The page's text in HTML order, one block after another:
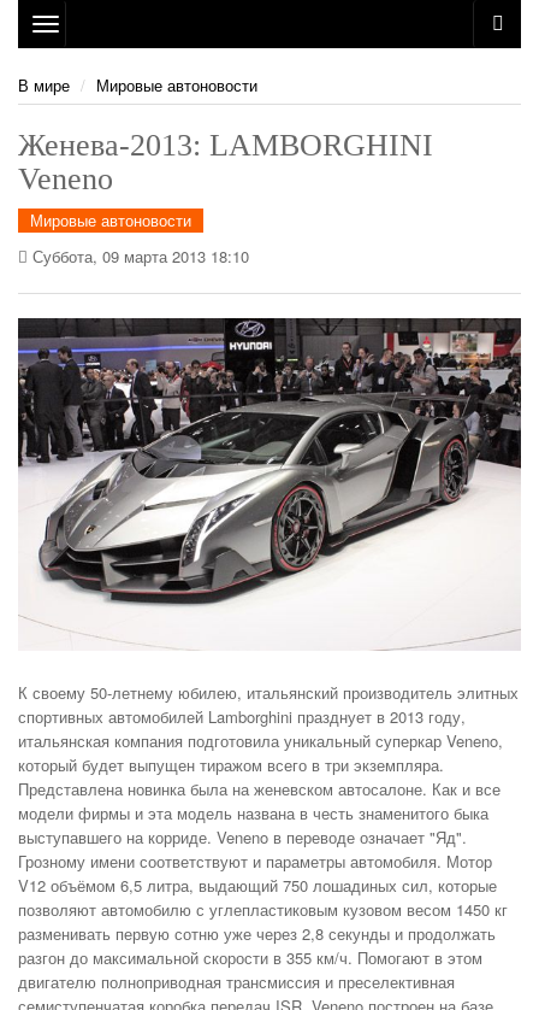
Toggle
navigation
В мире
Мировые автоновости
Женева-2013: LAMBORGHINI
Veneno
Мировые автоновости
Суббота, 09 марта 2013 18:10
К своему 50-летнему юбилею, итальянский производитель элитных
спортивных автомобилей Lamborghini празднует в 2013 году,
итальянская компания подготовила уникальный суперкар Veneno,
который будет выпущен тиражом всего в три экземпляра.
Представлена новинка была на женевском автосалоне. Как и все
модели фирмы и эта модель названа в честь знаменитого быка
выступавшего на корриде. Veneno в переводе означает "Яд".
Грозному имени соответствуют и параметры автомобиля. Мотор
V12 объёмом 6,5 литра, выдающий 750 лошадиных сил, которые
позволяют автомобилю с углепластиковым кузовом весом 1450 кг
разменивать первую сотню уже через 2,8 секунды и продолжать
разгон до максимальной скорости в 355 км/ч. Помогают в этом
двигателю полноприводная трансмиссия и преселективная